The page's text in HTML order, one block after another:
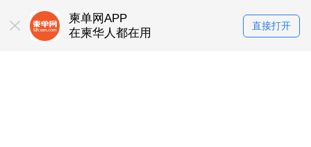
柬单网APP
在柬华人都在用
直接打开